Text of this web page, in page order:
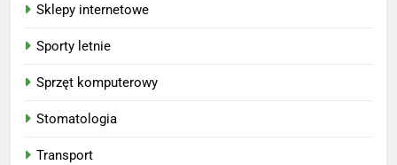
Sklepy internetowe
Sporty letnie
Sprzęt komputerowy
Stomatologia
Transport